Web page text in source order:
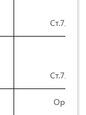
Ст.7,11 с
Ст.7,11 с
Орешек